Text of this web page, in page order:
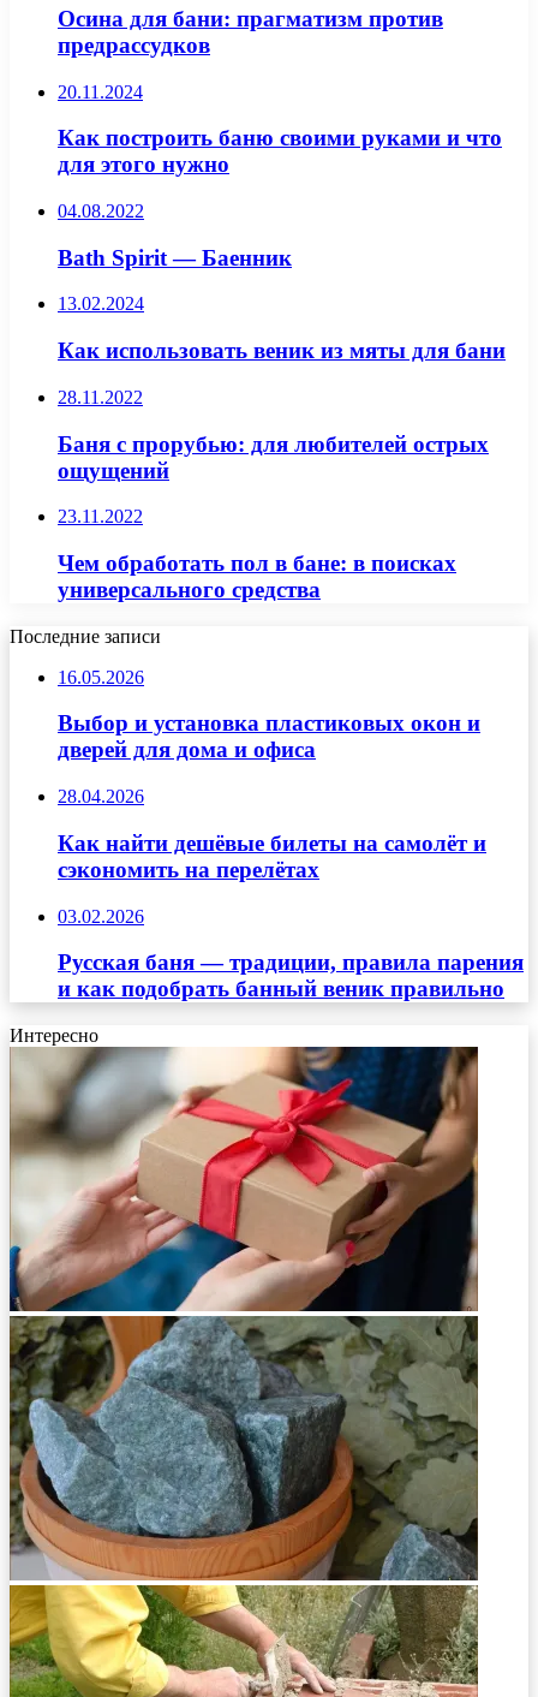
Осина для бани: прагматизм против
предрассудков
20.11.2024
Как построить баню своими руками и что
для этого нужно
04.08.2022
Bath Spirit — Баенник
13.02.2024
Как использовать веник из мяты для бани
28.11.2022
Баня с прорубью: для любителей острых
ощущений
23.11.2022
Чем обработать пол в бане: в поисках
универсального средства
Последние записи
16.05.2026
Выбор и установка пластиковых окон и
дверей для дома и офиса
28.04.2026
Как найти дешёвые билеты на самолёт и
сэкономить на перелётах
03.02.2026
Русская баня — традиции, правила парения
и как подобрать банный веник правильно
Интересно